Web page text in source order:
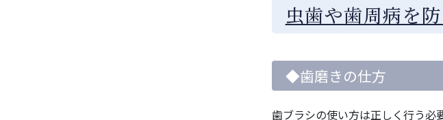
虫歯や歯周病を
◆歯磨きの仕方
歯ブラシの使い方は正しく行う必